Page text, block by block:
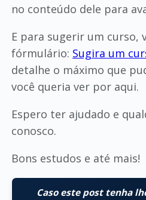
no conteúdo dele para
E para sugerir um curso,
fórmulário: Sugira um
detalhe o máximo que
você queria ver por aqui.
Espero ter ajudado e
conosco.
Bons estudos e até mais!
Caso este post tenha